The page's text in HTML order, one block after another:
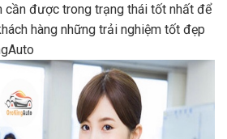
cần được trong trạng thái tốt nhất để
hàng những trải nghiệm tốt đẹp